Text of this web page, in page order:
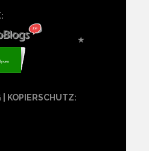
★
KOPIERSCHUTZ: